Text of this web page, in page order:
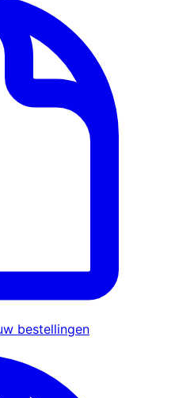
bestellingen